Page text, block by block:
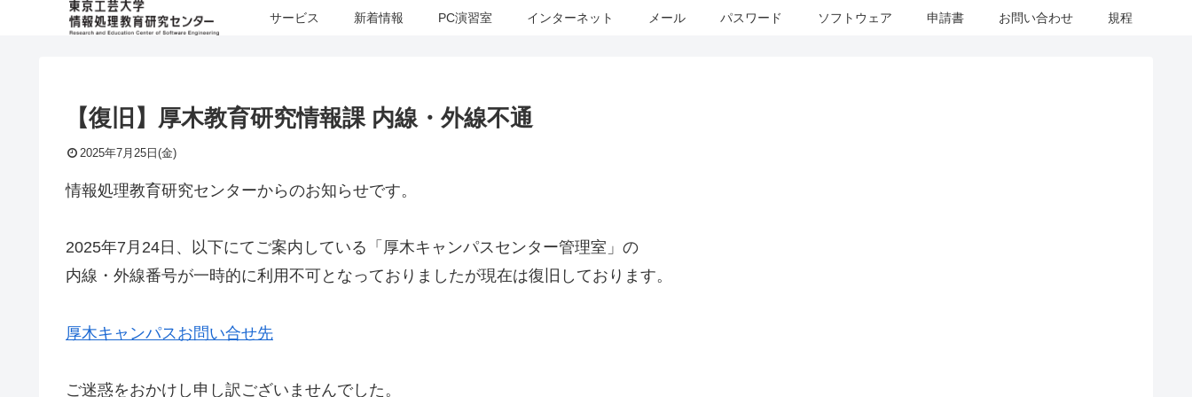
サービス 新着情報 PC演習室 インターネット メール パスワード ソフトウェア 申請書 お問い合わせ 規程
【復旧】厚木教育研究情報課 内線・外線不通
2025年7月25日(金)
情報処理教育研究センターからのお知らせです。
2025年7月24日、以下にてご案内している「厚木キャンパスセンター管理室」の
内線・外線番号が一時的に利用不可となっておりましたが現在は復旧しております。
厚木キャンパスお問い合せ先
ご迷惑をおかけし申し訳ございませんでした。